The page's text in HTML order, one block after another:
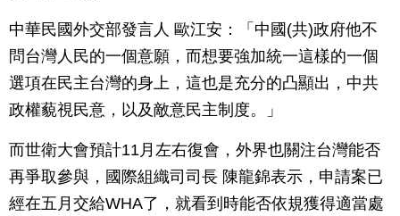
中華民國外交部發言人 歐江安：「中國(共)政府他不
問台灣人民的一個意願，而想要強加統一這樣的一個
選項在民主台灣的身上，這也是充分的凸顯出，中共
政權藐視民意，以及敵意民主制度。」
而世衛大會預計11月左右復會，外界也關注台灣能否
再爭取參與，國際組織司司長 陳龍錦表示，申請案已
經在五月交給WHA了，就看到時能否依規獲得適當處